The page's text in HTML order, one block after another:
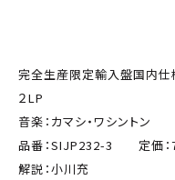
完全生産限定輸入盤国内
２LP
音楽：カマシ・ワシントン
品番：SIJP232-3 定価：
解説：小川充